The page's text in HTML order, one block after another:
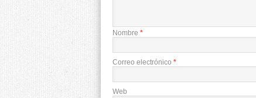
Nombre *
Correo electrónico *
Web